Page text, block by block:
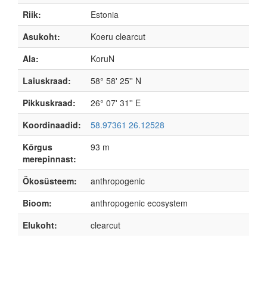
Riik:
Estonia
Asukoht:
Koeru clearcut
Ala:
KoruN
Laiuskraad:
58° 58' 25'' N
Pikkuskraad:
26° 07' 31'' E
Koordinaadid:
58.97361 26.12528
Kõrgus
merepinnast:
93 m
Ökosüsteem:
anthropogenic
Bioom:
anthropogenic ecosystem
Elukoht:
clearcut